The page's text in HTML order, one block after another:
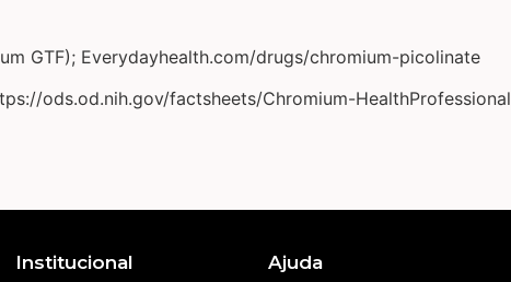
GTF); Everydayhealth.com/drugs/chromium-picolinate
ods.od.nih.gov/factsheets/Chromium-HealthProfessional
Institucional Ajuda